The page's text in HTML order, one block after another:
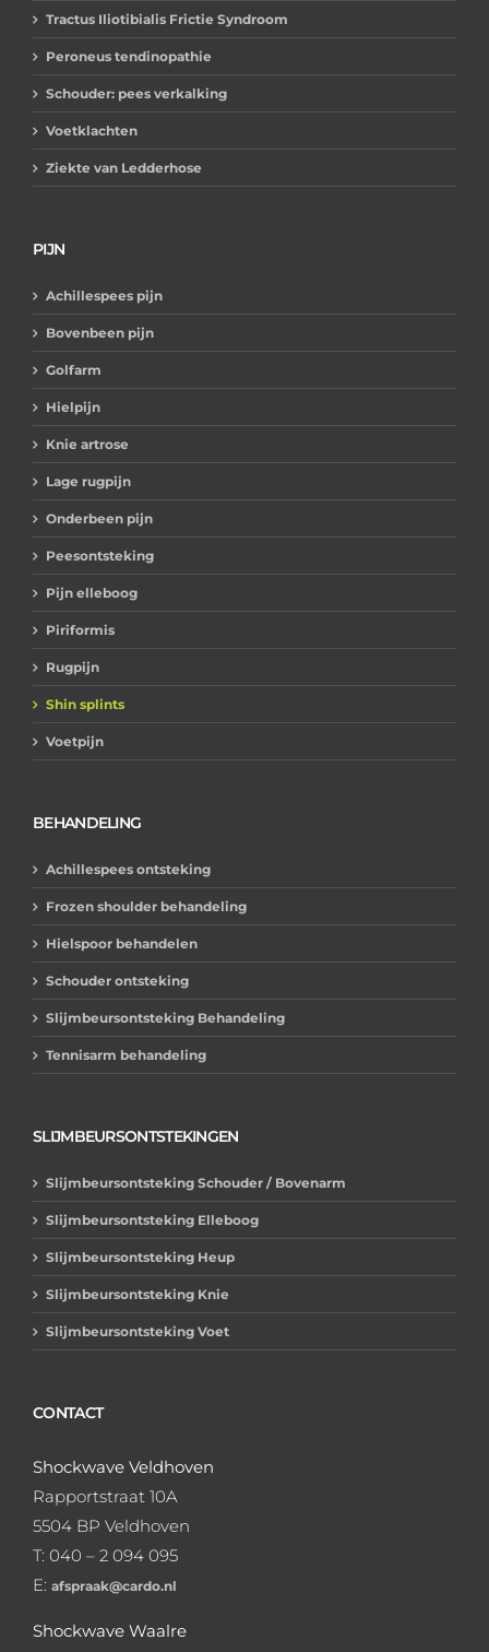
Tractus Iliotibialis Frictie Syndroom
Peroneus tendinopathie
Schouder: pees verkalking
Voetklachten
Ziekte van Ledderhose
PIJN
Achillespees pijn
Bovenbeen pijn
Golfarm
Hielpijn
Knie artrose
Lage rugpijn
Onderbeen pijn
Peesontsteking
Pijn elleboog
Piriformis
Rugpijn
Shin splints
Voetpijn
BEHANDELING
Achillespees ontsteking
Frozen shoulder behandeling
Hielspoor behandelen
Schouder ontsteking
Slijmbeursontsteking Behandeling
Tennisarm behandeling
SLIJMBEURSONTSTEKINGEN
Slijmbeursontsteking Schouder / Bovenarm
Slijmbeursontsteking Elleboog
Slijmbeursontsteking Heup
Slijmbeursontsteking Knie
Slijmbeursontsteking Voet
CONTACT
Shockwave Veldhoven
Rapportstraat 10A
5504 BP Veldhoven
T: 040 – 2 094 095
E: afspraak@cardo.nl
Shockwave Waalre